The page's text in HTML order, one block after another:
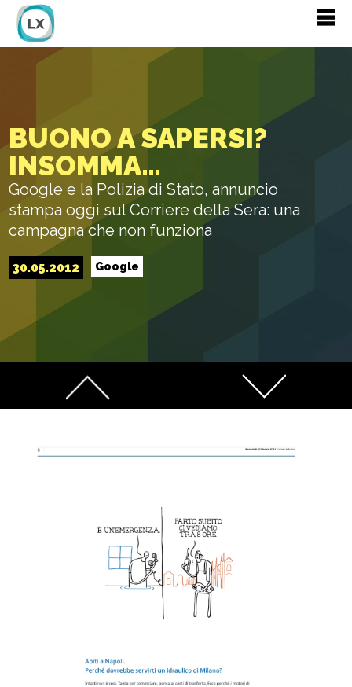
BUONO A SAPERSI?
INSOMMA…
Google e la Polizia di Stato, annuncio
stampa oggi sul Corriere della Sera: una
campagna che non funziona
30.05.2012 Google